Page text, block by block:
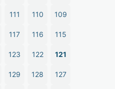
109
110
111
115
116
117
121
122
123
127
128
129